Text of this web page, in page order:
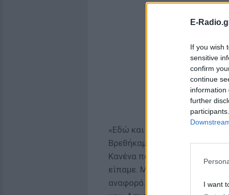
E-
If you wish
sensitive
confirm
continue
information
further
I want
«Εδώ και ένα μήνα κάνουμε
Βρεθήκαμε στη βόρεια
Κανένα πανελλαδικό κανάλι
είπαμε. Μετά βρέθηκα στο
αναφορά. Φτάνουμε στο